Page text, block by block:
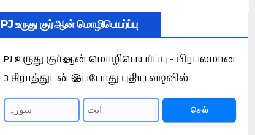
PJ உருது குர்ஆன் மொழிபெயர்ப்பு
PJ உருது குர்ஆன் மொழிபெயர்ப்பு - பிரபலமான
3 கிராத்துடன் இப்போது புதிய வடிவில்
செல்